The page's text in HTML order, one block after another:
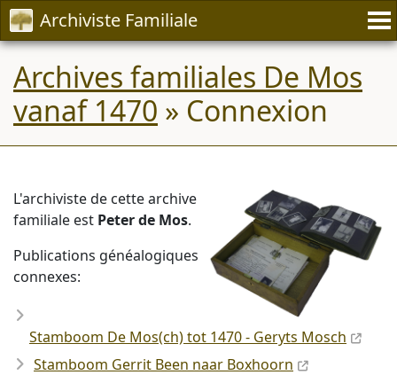
Archiviste Familiale
Archives familiales De Mos
vanaf 1470 » Connexion
L'archiviste de cette archive
familiale est Peter de Mos.
Publications généalogiques
connexes:
Stamboom De Mos(ch) tot 1470 - Geryts Mosch
Stamboom Gerrit Been naar Boxhoorn